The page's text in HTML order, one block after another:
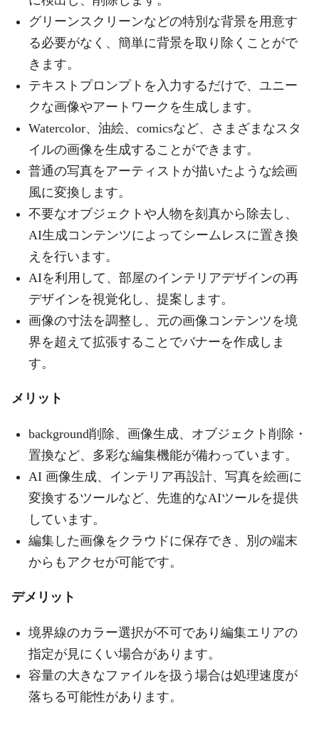
グリーンスクリーンなどの特別な背景を用意す
る必要がなく、簡単に背景を取り除くことがで
きます。
テキストプロンプトを入力するだけで、ユニー
クな画像やアートワークを生成します。
Watercolor、油絵、comicsなど、さまざまなスタ
イルの画像を生成することができます。
普通の写真をアーティストが描いたような絵画
風に変換します。
不要なオブジェクトや人物を刻真から除去し、
AI生成コンテンツによってシームレスに置き換
えを行います。
AIを利用して、部屋のインテリアデザインの再
デザインを視覚化し、提案します。
画像の寸法を調整し、元の画像コンテンツを境
界を超えて拡張することでバナーを作成しま
す。
メリット
background削除、画像生成、オブジェクト削除・
置換など、多彩な編集機能が備わっています。
AI 画像生成、インテリア再設計、写真を絵画に
変換するツールなど、先進的なAIツールを提供
しています。
編集した画像をクラウドに保存でき、別の端末
からもアクセが可能です。
デメリット
境界線のカラー選択が不可であり編集エリアの
指定が見にくい場合があります。
容量の大きなファイルを扱う場合は処理速度が
落ちる可能性があります。